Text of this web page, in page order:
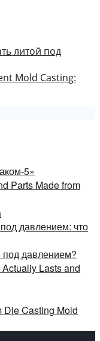
литой под
Mold Casting:
5»
Parts Made from
давлением: что
под давлением?
Lasts and
Die Casting Mold